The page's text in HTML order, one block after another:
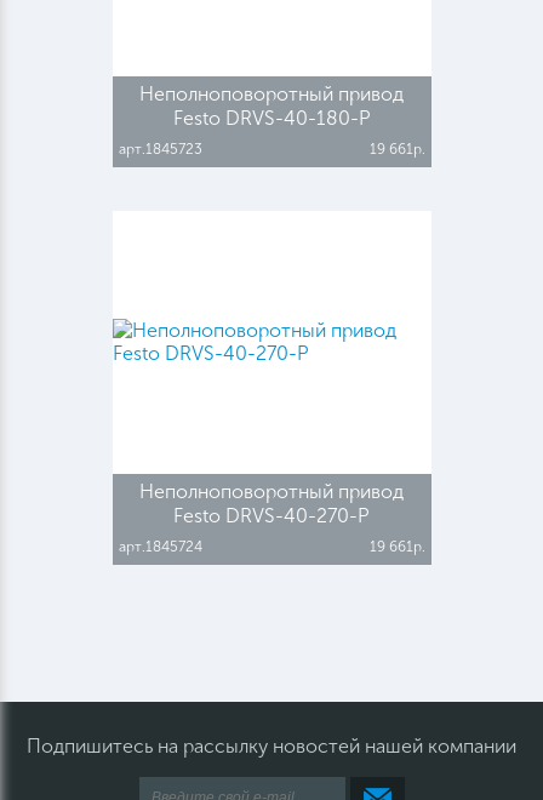
Неполноповоротный привод
Festo DRVS-40-180-P
арт.1845723 19 661р.
Неполноповоротный привод
Festo DRVS-40-270-P
арт.1845724 19 661р.
Подпишитесь на рассылку новостей нашей компании